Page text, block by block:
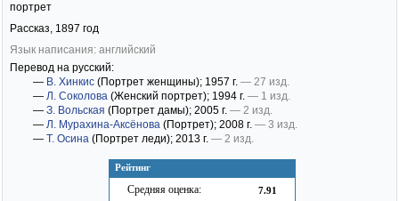
Рейтинг
Средняя оценка: 7.91
портрет
Рассказ, 1897 год
Язык написания: английский
Перевод на русский:
— В. Хинкис (Портрет женщины); 1957 г. — 27 изд.
— Л. Соколова (Женский портрет); 1994 г. — 1 изд.
— З. Вольская (Портрет дамы); 2005 г. — 2 изд.
— Л. Мурахина-Аксёнова (Портрет); 2008 г. — 3 изд.
— Т. Осина (Портрет леди); 2013 г. — 2 изд.